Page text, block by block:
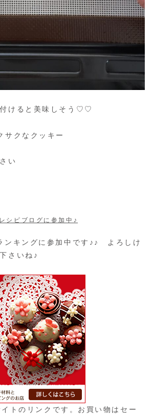
付けると美味しそう♡♡
サクなクッキー
い
レシピブログに参加中♪
ンキングに参加中です♪♪ よろしけ
さいね♪
トのリンクです。お買い物はセー